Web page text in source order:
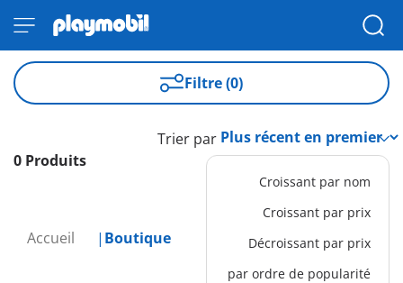
Accueil Boutique
Filtre (0)
0 Produits
Trier par
Croissant par nom
Croissant par prix
Décroissant par prix
par ordre de popularité